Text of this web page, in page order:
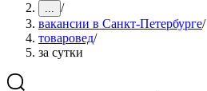
... /
вакансии в Санкт-Петербурге/
товаровед/
за сутки